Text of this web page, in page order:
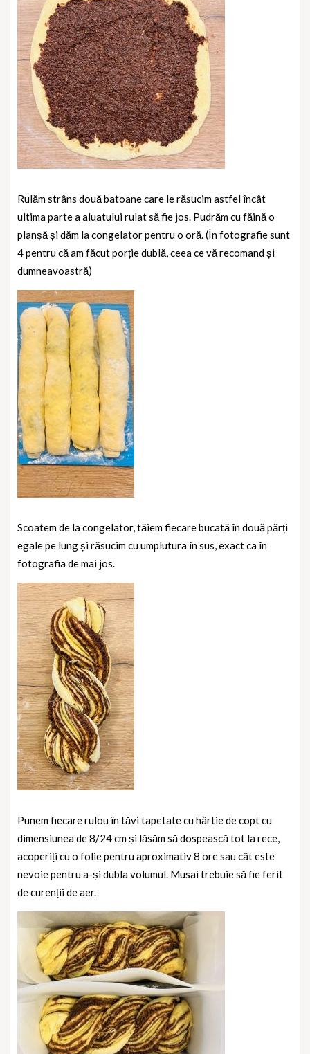
Rulăm strâns două batoane care le răsucim astfel încât
ultima parte a aluatului rulat să fie jos. Pudrăm cu făină o
planșă și dăm la congelator pentru o oră. (În fotografie sunt
4 pentru că am făcut porție dublă, ceea ce vă recomand și
dumneavoastră)
Scoatem de la congelator, tăiem fiecare bucată în două părți
egale pe lung și răsucim cu umplutura în sus, exact ca în
fotografia de mai jos.
Punem fiecare rulou în tăvi tapetate cu hârtie de copt cu
dimensiunea de 8/24 cm și lăsăm să dospească tot la rece,
acoperiți cu o folie pentru aproximativ 8 ore sau cât este
nevoie pentru a-și dubla volumul. Musai trebuie să fie ferit
de curenții de aer.